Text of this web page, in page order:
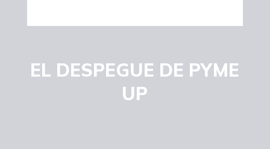
EL DESPEGUE DE PYME
UP